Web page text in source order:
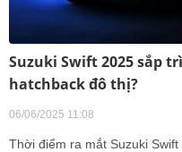
Suzuki Swift 2025 sắp
hatchback đô thị?
06/06/2025 11:08
Thời điểm ra mắt Suzuki